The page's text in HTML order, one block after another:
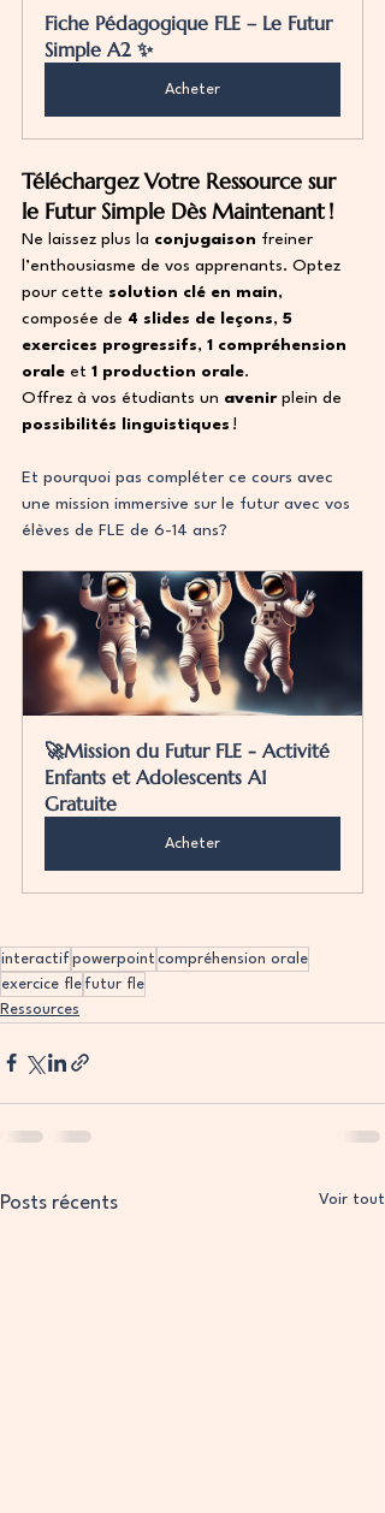
Fiche Pédagogique FLE – Le Futur
Simple A2 ✨
Acheter
Téléchargez Votre Ressource sur
le Futur Simple Dès Maintenant !
Ne laissez plus la conjugaison freiner
l’enthousiasme de vos apprenants. Optez
pour cette solution clé en main,
composée de 4 slides de leçons, 5
exercices progressifs, 1 compréhension
orale et 1 production orale.
Offrez à vos étudiants un avenir plein de
possibilités linguistiques !
Et pourquoi pas compléter ce cours avec
une mission immersive sur le futur avec vos
élèves de FLE de 6-14 ans?
🚀Mission du Futur FLE - Activité
Enfants et Adolescents A1
Gratuite
Acheter
interactif powerpoint compréhension orale
exercice fle futur fle
Ressources
Posts récents Voir tout